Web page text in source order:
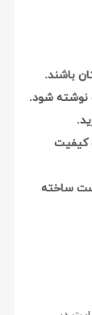
باشند.
نوشته شود.
کیفیت
ساخته